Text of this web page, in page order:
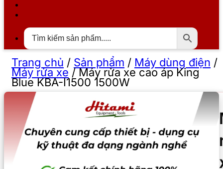
Trang chủ / Sản phẩm / Máy dùng điện /
Máy rửa xe /Máy rửa xe cao áp King
Blue KBA-I1500 1500W